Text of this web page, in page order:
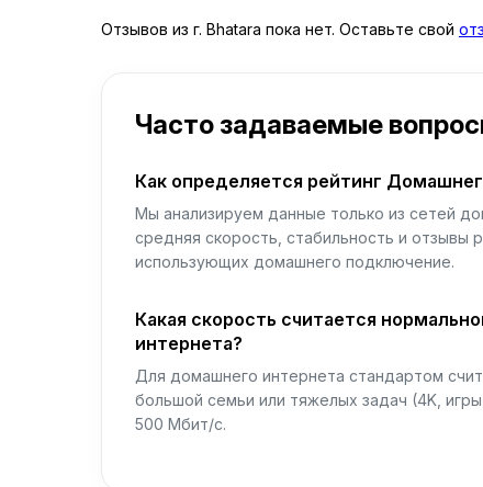
Отзывов из г. Bhatara пока нет. Оставьте свой
Часто задаваемые
Как определяется рейтинг
Мы анализируем данные только из сетей
средняя скорость, стабильность и отзывы
использующих домашнего подключение.
Какая скорость считается
интернета?
Для домашнего интернета стандартом
большой семьи или тяжелых задач (4K,
500 Мбит/с.